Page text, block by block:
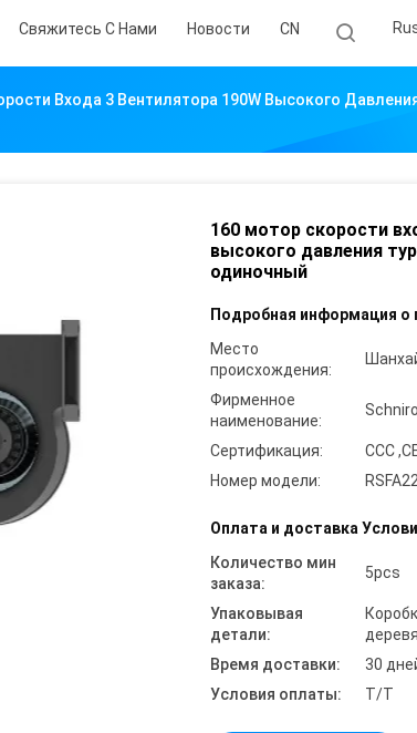
Свяжитесь С Нами Новости CN
Входа 3 Вентилятора 190W Высокого
160 мотор скорости
высокого давления
одиночный
Подробная информация о
Место
происхождения:
Фирменное
наименование:
Сертификация:
CCC
Номер модели:
Оплата и доставка
Количество мин
заказа:
5pcs
Упаковывая
детали:
Время доставки:
30
Условия оплаты:
T/T